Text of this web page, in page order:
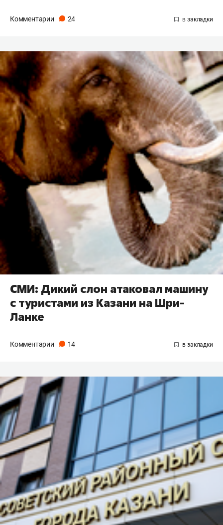
Комментарии 24
СМИ: Дикий слон атаковал машину
с туристами из Казани на Шри-
Ланке
Комментарии 14